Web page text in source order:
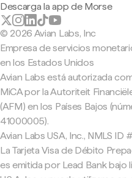
Descarga la app de Morse
© 2026 Avian Labs, Inc
Empresa de servicios
en los Estados Unidos
Avian Labs está autorizada
MiCA por la Autoriteit
(AFM) en los Países Bajos
41000005).
Avian Labs USA, Inc., NMLS ID
La Tarjeta Visa de Débito
es emitida por Lead Bank bajo